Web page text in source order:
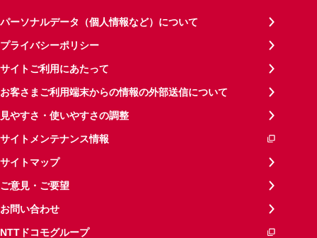
パーソナルデータ（個人情報など）について
プライバシーポリシー
サイトご利用にあたって
お客さまご利用端末からの情報の外部送信について
見やすさ・使いやすさの調整
サイトメンテナンス情報
サイトマップ
ご意見・ご要望
お問い合わせ
NTTドコモグループ